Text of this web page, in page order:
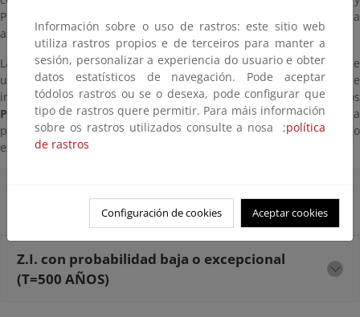
Protección Civil, y la correspondiente información alfanumérica
asociada.
La delimitación de estas zonas inundables se realiza a partir de
un estudio hidrodinámico en el que se determinan la cota de
inundación y la extensión del área inundada asociadas a los
Periodos de Retorno de 100 y 500 años, correspondientes a una
probabilidad de inundación media (u ocasional) y baja (o
excepcional) respectivamente.
(T=100 AÑOS)
Z.I. con probabilidad baja o excepcional
(T=500 AÑOS)
Información sobre o uso de rastros: este sitio web
utiliza rastros propios e de terceiros para manter a
sesión, personalizar a experiencia do usuario e obter
datos estatísticos de navegación. Pode aceptar
tódolos rastros ou se o desexa, pode configurar que
tipo de rastros quere permitir. Para máis información
sobre os rastros utilizados consulte a nosa ;política
de rastros
Configuración de cookies Aceptar cookies